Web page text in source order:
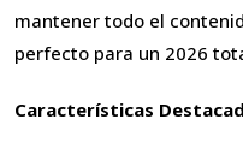
mantener todo el
perfecto para un 2026
Características